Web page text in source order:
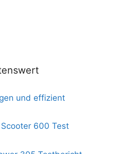
und effizient
600 Test